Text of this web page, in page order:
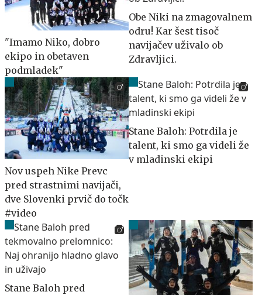
"Imamo Niko, dobro
ekipo in obetaven
podmladek"
Obe Niki na zmagovalnem
odru! Kar šest tisoč
navijačev uživalo ob
Zdravljici.
Nov uspeh Nike Prevc
pred strastnimi navijači,
dve Slovenki prvič do točk
#video
Stane Baloh: Potrdila je
talent, ki smo ga videli že
v mladinski ekipi
Stane Baloh pred